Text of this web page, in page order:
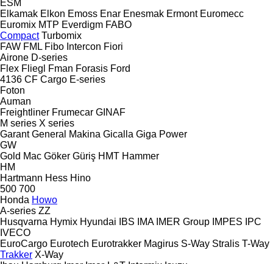
ESM
Elkamak Elkon Emoss Enar Enesmak Ermont Euromecc
Euromix MTP Everdigm FABO
Compact Turbomix
FAW FML Fibo Intercon Fiori
Airone D-series
Flex Fliegl Fman Forasis Ford
4136 CF Cargo E-series
Foton
Auman
Freightliner Frumecar GINAF
M series X series
Garant General Makina Gicalla Giga Power
GW
Gold Mac Göker Güriş HMT Hammer
HM
Hartmann Hess Hino
500 700
Honda Howo
A-series ZZ
Husqvarna Hymix Hyundai IBS IMA IMER Group IMPES
IPC
IVECO
EuroCargo Eurotech Eurotrakker Magirus S-Way Stralis T-Way
Trakker X-Way